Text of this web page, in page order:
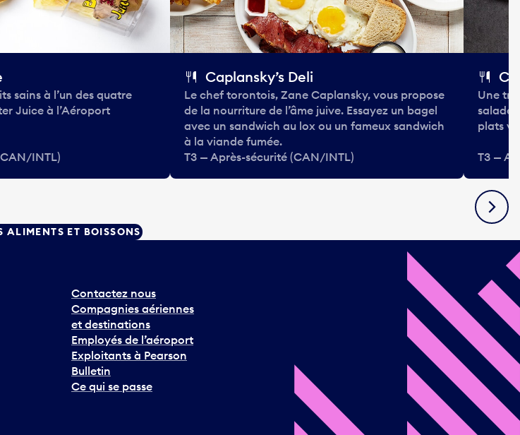
sains à l’un des quatre
Juice à l’Aéroport
INTL)
Caplansky’s Deli
Le chef torontois, Zane Caplansky, vous propose
de la nourriture de l’âme juive. Essayez un bagel
avec un sandwich au lox ou un fameux sandwich
à la viande fumée.
T3 — Après-sécurité (CAN/INTL)
Une
plats
T3 —
ALIMENTS ET BOISSONS
Contactez nous
Compagnies aériennes
et destinations
Employés de l’aéroport
Exploitants à Pearson
Bulletin
Ce qui se passe